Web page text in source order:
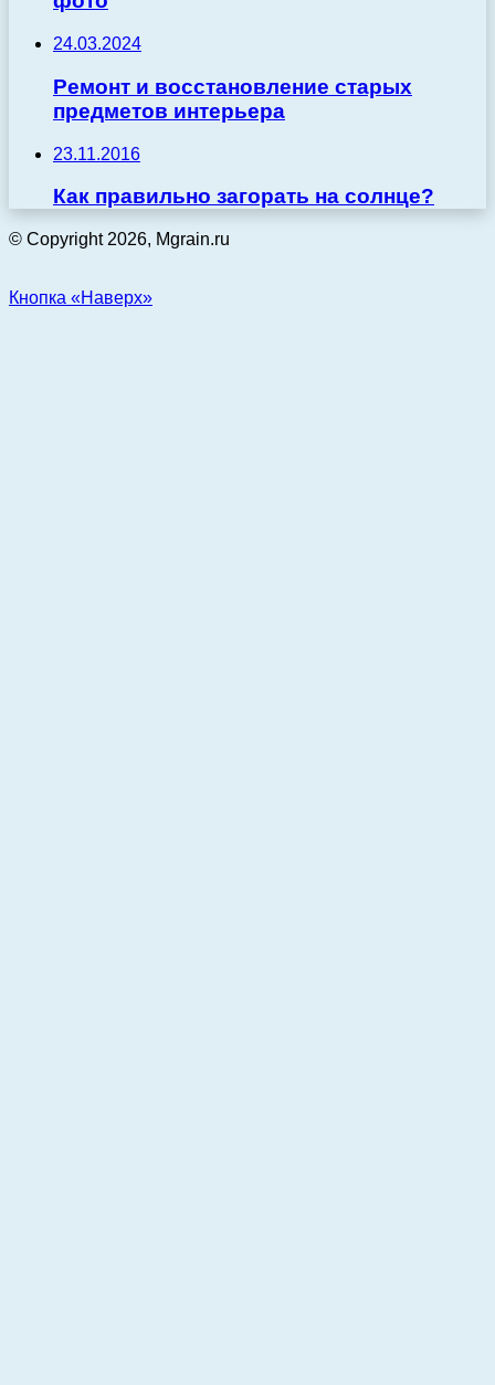
24.03.2024
Ремонт и восстановление старых
предметов интерьера
23.11.2016
Как правильно загорать на солнце?
© Copyright 2026, Mgrain.ru
Кнопка «Наверх»